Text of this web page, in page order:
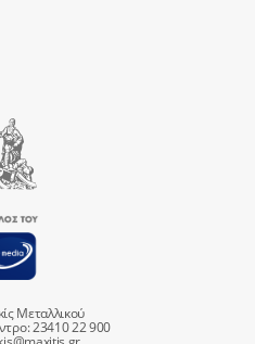
Μεταλλικού
23410 22 900